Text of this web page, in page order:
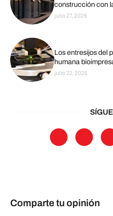
construcción con
julio 27, 2026
Los entresijos del
humana
julio 22, 2026
Comparte tu opinión